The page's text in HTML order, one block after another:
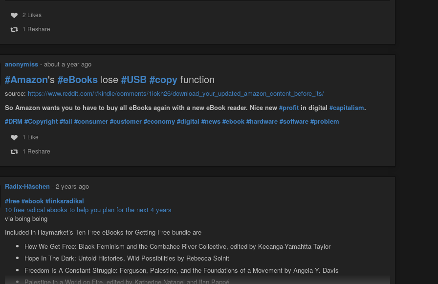
Bonne fin de mars et début de mai.
#poesie #poésie #poeme #poème #poete #poète #slam #texte #ecriture
#intelligence-artificielle #revolution #révolution #journal #journaliste #journalisme #actu #actualité #info #information
#informations
#fantasy #fantaisie #heroicfantasy #heroic-fantasy
#paranormal #roman #Toulouse #changementclimatique #rechauffementclimatique #réchauffementclimatique #fr #France
#couverture
#photo #photographie #magazine #magazines #ebook #lettre #lettres
#messages
#causeanimale #cause-animale #animal #animaux #video #vidéo #theatre #théâtre #recette #cuisine #lecture #litterature
#littérature
#ecologie
#antispeciste #antispéciste
2 Likes
1 Reshare
anonymiss - about a year ago
#Amazon's #eBooks lose #USB #copy function
source: https://www.reddit.com/r/kindle/comments/1iokh26/download_your_updated_amazon_content_before_its/
So Amazon wants you to have to buy all eBooks again with a new eBook reader. Nice new #profit in digital #capitalism.
#DRM #Copyright #fail #consumer #customer #economy #digital #news #ebook #hardware #software #problem
1 Like
1 Reshare
Radix-Häschen - 2 years ago
#free #ebook #linksradikal
10 free radical ebooks to help you plan for the next 4 years
via boing boing
Included in Haymarket’s Ten Free eBooks for Getting Free bundle are
How We Get Free: Black Feminism and the Combahee River Collective, edited by Keeanga-Yamahtta Taylor
Hope In The Dark: Untold Histories, Wild Possibilities by Rebecca Solnit
Freedom Is A Constant Struggle: Ferguson, Palestine, and the Foundations of a Movement by Angela Y. Davis
Palestine in a World on Fire, edited by Katherine Natanel and Ilan Pappé